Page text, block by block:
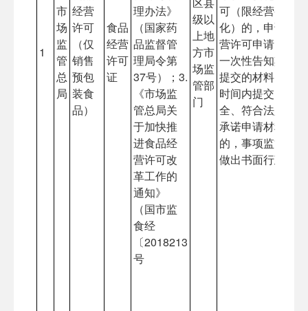
1
市
场
监
管
总
局
经营
许可
（仅
销售
预包
装食
品）
食品
经营
许可
证
理办法》
（国家药
品监督管
理局令第
37号）；3.
《市场监
管总局关
于加快推
进食品经
营许可改
革工作的
通知》
（国市监
食经
〔2018213
号
级以
上地
方市
场监
管部
门
可（限经营条件
化）的，申请人
营许可申请，市
一次性告知其审
提交的材料，申
时间内提交的申
全、符合法定形
承诺申请材料与
的，事项监管部
做出书面行政许